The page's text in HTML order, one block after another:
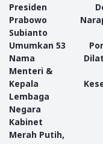
Presiden
Prabowo
Subianto
Umumkan 53
Nama
Menteri &
Kepala
Lembaga
Negara
Kabinet
Merah Putih,